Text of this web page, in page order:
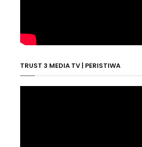
TRUST 3 MEDIA TV | PERISTIWA